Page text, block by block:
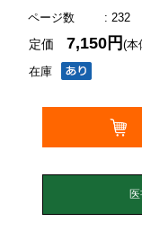
ページ数
: 232
在庫
定価7,150円(本